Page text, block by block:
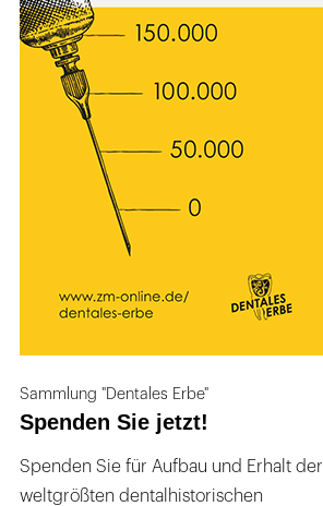
Sammlung "Dentales Erbe"
Spenden Sie jetzt!
Spenden Sie für Aufbau und Erhalt der
weltgrößten dentalhistorischen